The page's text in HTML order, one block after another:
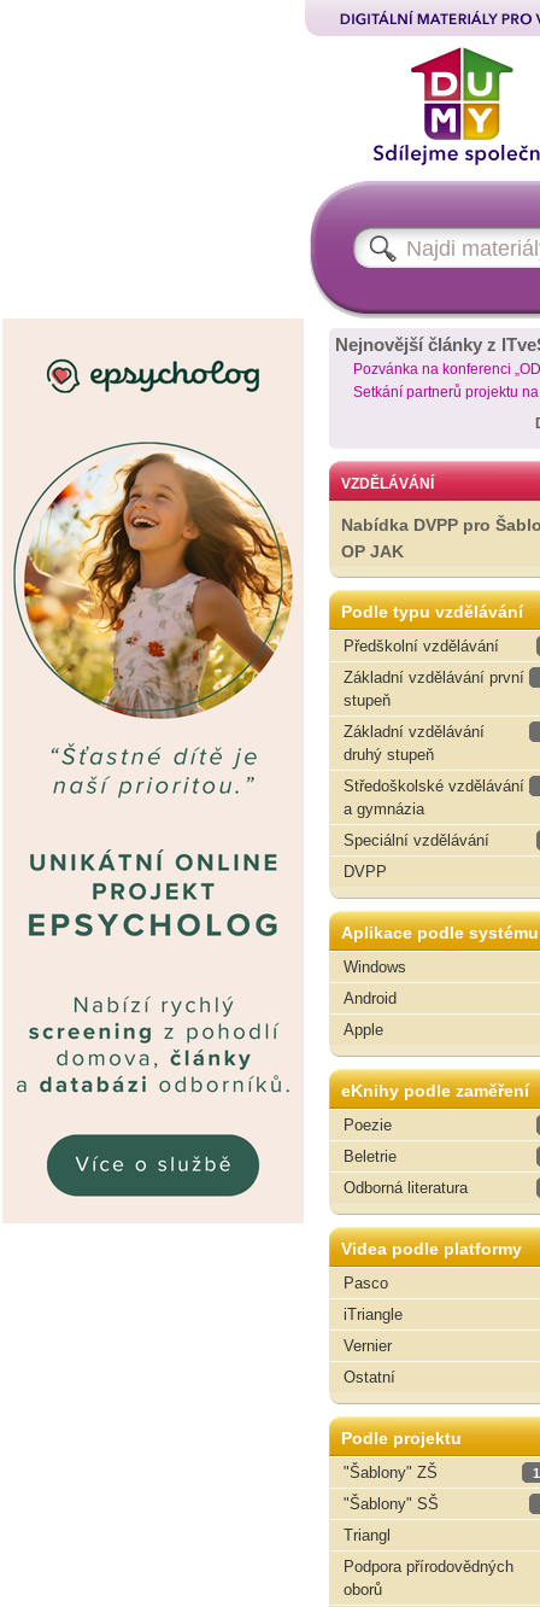
Nejnovější články z
Pozvánka na konferenci
Setkání partnerů projektu
VZDĚLÁVÁNÍ
Nabídka DVPP pro
OP JAK
Podle typu vzdělávání
Předškolní vzdělávání
Základní vzdělávání první
stupeň
Základní vzdělávání
druhý stupeň
Středoškolské vzdělávání
a gymnázia
Speciální vzdělávání
DVPP
Aplikace podle systému
Windows
Android
Apple
eKnihy podle zaměření
Poezie
Beletrie
Odborná literatura
Videa podle platformy
Pasco
iTriangle
Vernier
Ostatní
Podle projektu
"Šablony" ZŠ
"Šablony" SŠ
Triangl
Podpora přírodovědných
oborů